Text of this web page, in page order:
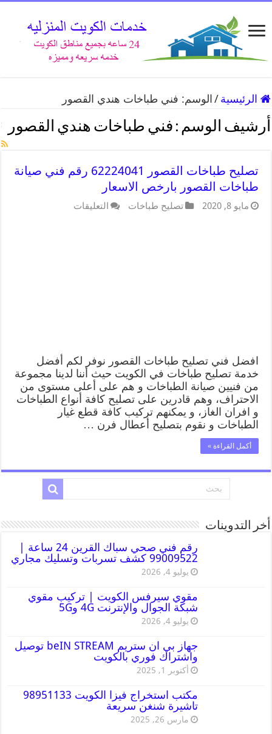
الرئيسية / الوسم: فني طباخات هندي القصور
أرشيف الوسم : فني طباخات هندي القصور
تصليح طباخات القصور 62224041 رقم فني صيانة
طباخات القصور بارخص الاسعار
مايو 8, 2020 تصليح طباخات التعليقات
افضل فني تصليح طباخات القصور نوفر لكم أفضل
خدمة تصليح طباخات في الكويت حيث أننا لدينا مجموعة
من فنيين صيانة الطباخات و هم على أعلى مستوى من
الاحتراف، وهم قادرين على تصليح كافة أنواع الطباخات
و افران الغاز، و يمكنهم تركيب كافة قطع غيار
الطباخات و نقوم بتصليح أعطال فرن …
أكمل القراءة »
أخر التدوينات
رقم فني صحي سباك القرين 24 ساعة |
99009522 كشف تسربات وتسليك مجاري
يوليو 4, 2026
مقوي سيرفس الكويت | تركيب مقوي
شبكة الجوال والإنترنت 4G و5G
يوليو 4, 2026
جهاز بي ان ستريم beIN STREAM توصيل
واشتراك فوري بالكويت
أكتوبر 1, 2025
مكتب استخراج فيزا الكويت 98951133
تاشيرة شنغن سريعة
مارس 26, 2025